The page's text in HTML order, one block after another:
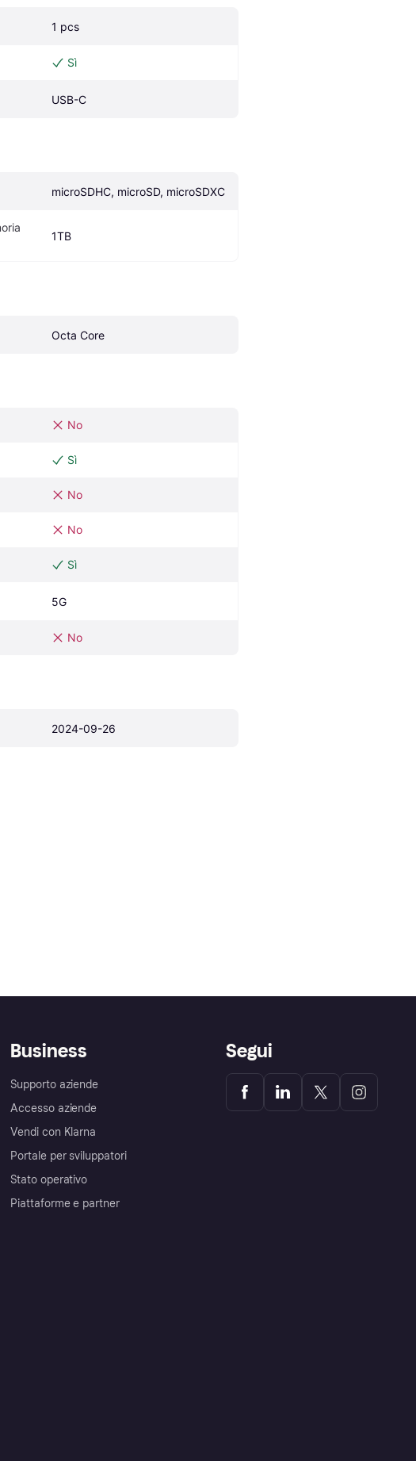
1 pcs
Sì
USB-C
microSDHC, microSD, microSDXC
1TB
Octa Core
No
Sì
No
No
Sì
5G
No
2024-09-26
Business
Supporto aziende
Accesso aziende
Vendi con Klarna
Portale per sviluppatori
Stato operativo
Piattaforme e partner
Segui